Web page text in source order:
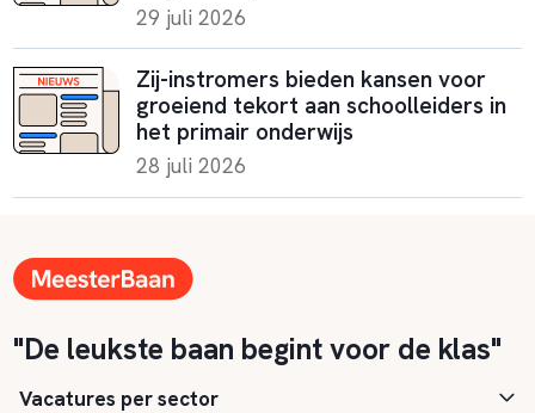
29 juli 2026
Zij-instromers bieden kansen voor
groeiend tekort aan schoolleiders in
het primair onderwijs
28 juli 2026
"De leukste baan begint voor de klas"
Vacatures per sector